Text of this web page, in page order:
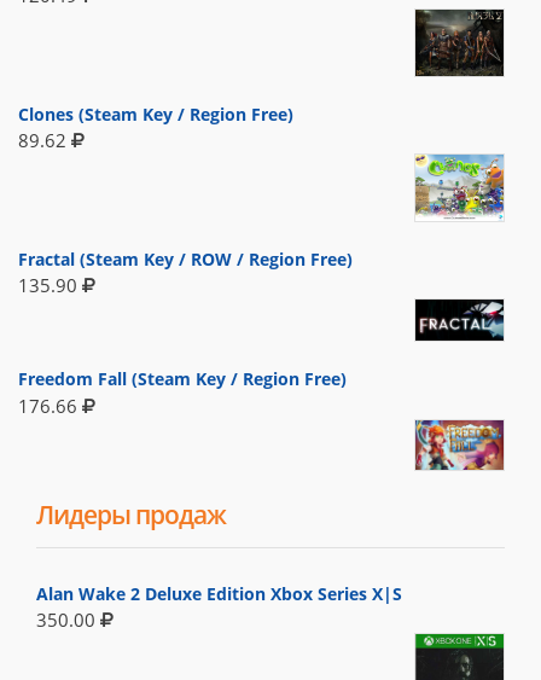
Clones (Steam Key / Region Free)
89.62
Fractal (Steam Key / ROW / Region Free)
135.90
Freedom Fall (Steam Key / Region Free)
176.66
Лидеры продаж
Alan Wake 2 Deluxe Edition Xbox Series X|S
350.00